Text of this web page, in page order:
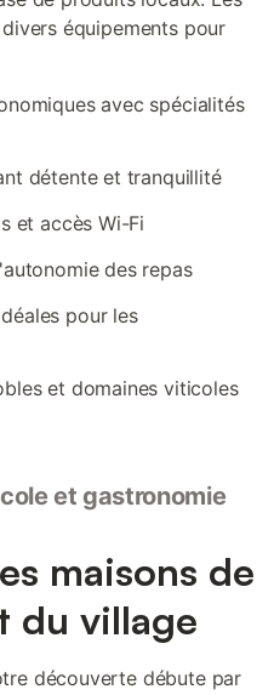
équipements pour
avec spécialités
détente et tranquillité
et accès Wi-Fi
des repas
pour les
et domaines viticoles
et gastronomie
maisons de
du village
découverte débute par